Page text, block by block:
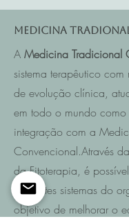
Medicina
A Medicina Tradicional
sistema terapêutico
de evolução clínica,
em todo o mundo
integração com a
Convencional.Através
da Fitoterapia, é
diferentes sistemas do
objetivo de melhorar o